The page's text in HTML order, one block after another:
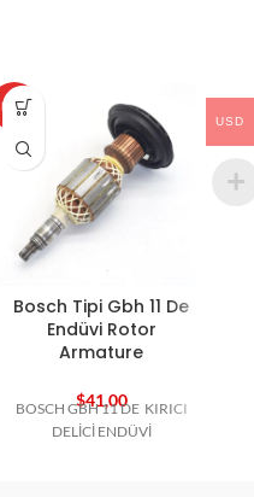
HOT
Bosch Tipi Gbh 11 De
Endüvi Rotor
Armature
$41,00
BOSCH GBH 11 DE KIRICI
DELİCİ ENDÜVİ
USD